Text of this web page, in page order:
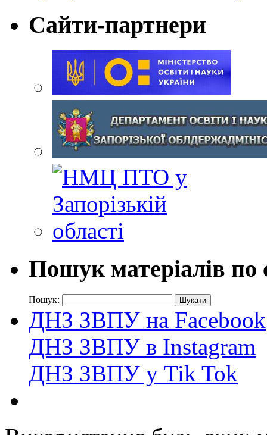
Сайти-партнери
Пошук матеріалів по
Пошук:
ДНЗ ЗВПУ на Facebook
ДНЗ ЗВПУ в Instagram
ДНЗ ЗВПУ у Tik Tok